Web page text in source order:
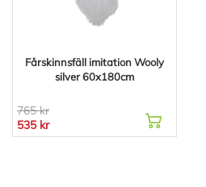
Fårskinnsfäll imitation Wooly
silver 60x180cm
765 kr
535 kr